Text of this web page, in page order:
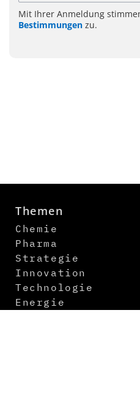
Mit Ihrer Anmeldung
Bestimmungen zu.
Themen
Chemie
Pharma
Strategie
Innovation
Technologie
Energie